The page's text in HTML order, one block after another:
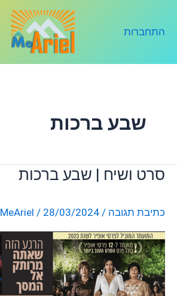
התחברות
שבע ברכות
סרט ושיח | שבע ברכות
כתיבת תגובה /
MeAriel / 28/03/2024
סרט
ברכות